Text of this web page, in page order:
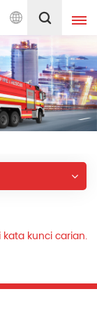
Melayu
kunci carian.